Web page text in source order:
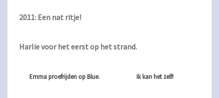
2011: Een nat ritje!
Harlie voor het eerst op het strand.
Emma proefrijden op Blue. Ik kan het zelf!